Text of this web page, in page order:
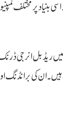
بنیاد پر مختلف
ریڈ بل انرجی ڈرنک،
ان کی برانڈنگ